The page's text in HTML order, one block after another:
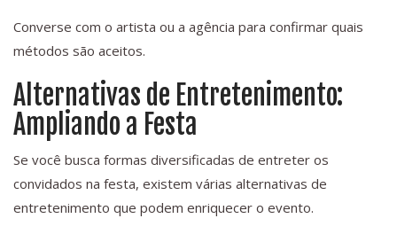
Converse com o artista ou a agência para confirmar quais
métodos são aceitos.
Alternativas de Entretenimento:
Ampliando a Festa
Se você busca formas diversificadas de entreter os
convidados na festa, existem várias alternativas de
entretenimento que podem enriquecer o evento.